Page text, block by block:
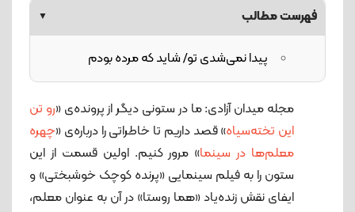
فهرست مطالب ▼
پیدا نمی‌شدی تو/ شاید که مرده بودم
مجله میدان آزادی: ما در ستونی دیگر از پرونده‌ی «رو تن
این تخته‌سیاه» قصد داریم تا خاطراتی را درباره‌ی «چهره
معلم‌ها در سینما» مرور کنیم. اولین قسمت از این
ستون را به فیلم سینمایی «پرنده کوچک خوشبختی» و
ایفای نقش زنده‌یاد «هما روستا» در آن به عنوان معلم،